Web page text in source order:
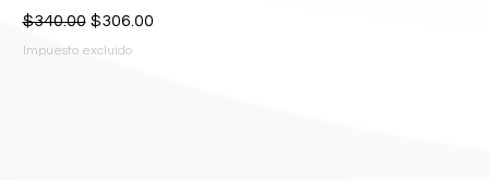
Precio
$340.00 Precio de oferta
$306.00
Impuesto excluido